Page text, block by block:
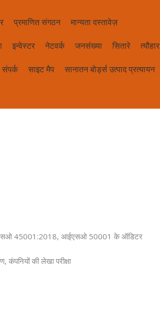
प्रमाणित संगठन मान्यता दस्तावेज़
इन्वेस्टर नेटवर्क जनसंख्या सितारे त्यौहार
संपर्क साइट मैप सानातन बोर्ड्स उत्पाद प्रत्यायन
45001:2018, आईएसओ 50001 के ऑडिटर
की लेखा परीक्षा